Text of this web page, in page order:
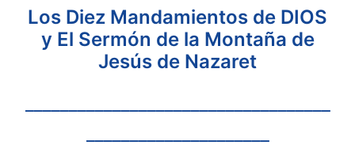
Nazaret
quantity
Los Diez Mandamientos de DIOS
y El Sermón de la Montaña de
Jesús de Nazaret